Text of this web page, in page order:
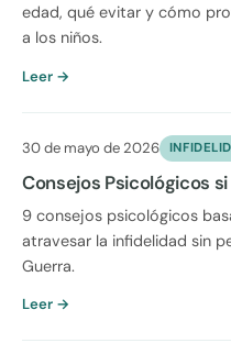
edad, qué evitar y cómo
a los niños.
Leer →
30 de mayo de 2026
Consejos Psicológicos
9 consejos psicológicos
atravesar la infidelidad sin
Guerra.
Leer →